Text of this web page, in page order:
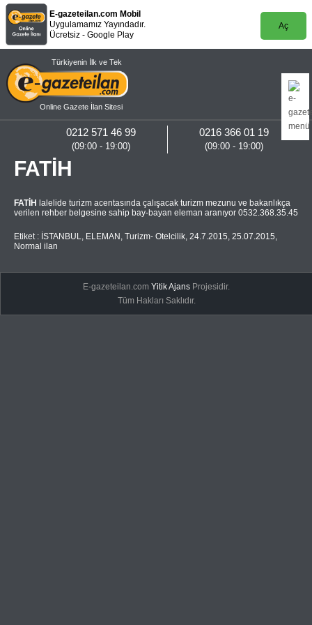
E-gazeteilan.com Mobil
Uygulamamız Yayındadır.
Ücretsiz - Google Play
Aç
Türkiyenin İlk ve Tek
Online Gazete İlan Sitesi
0216 366 01 19
(09:00 - 19:00)
0212 571 46 99
(09:00 - 19:00)
FATİH
FATİH
lalelide turizm acentasında çalışacak turizm mezunu ve bakanlıkça
verilen rehber belgesine sahip bay-bayan eleman aranıyor 0532.368.35.45
Etiket : İSTANBUL, ELEMAN , Turizm- Otelcilik, 24.7.2015, 25.07.2015,
Normal ilan
E-gazeteilan.comYitik Ajans Projesidir.
Tüm Hakları Saklıdır.